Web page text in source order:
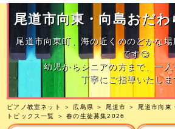
尾道市向東・向島おだ
尾道市向東町、海の近くののどかな
です😊
幼児からシニアの方まで、一
丁寧にご指導いたしま
ピアノ教室ネット ＞ 広島県 ＞ 尾道市 ＞ 尾道市向東
トピックス一覧
＞ 春の生徒募集2026